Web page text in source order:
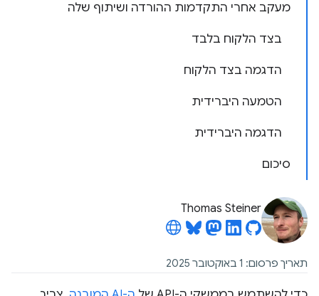
מעקב אחרי התקדמות ההורדה ושיתוף שלה
בצד הלקוח בלבד
הדגמה בצד הלקוח
הטמעה היברידית
הדגמה היברידית
סיכום
Thomas Steiner
תאריך פרסום: 1 באוקטובר 2025